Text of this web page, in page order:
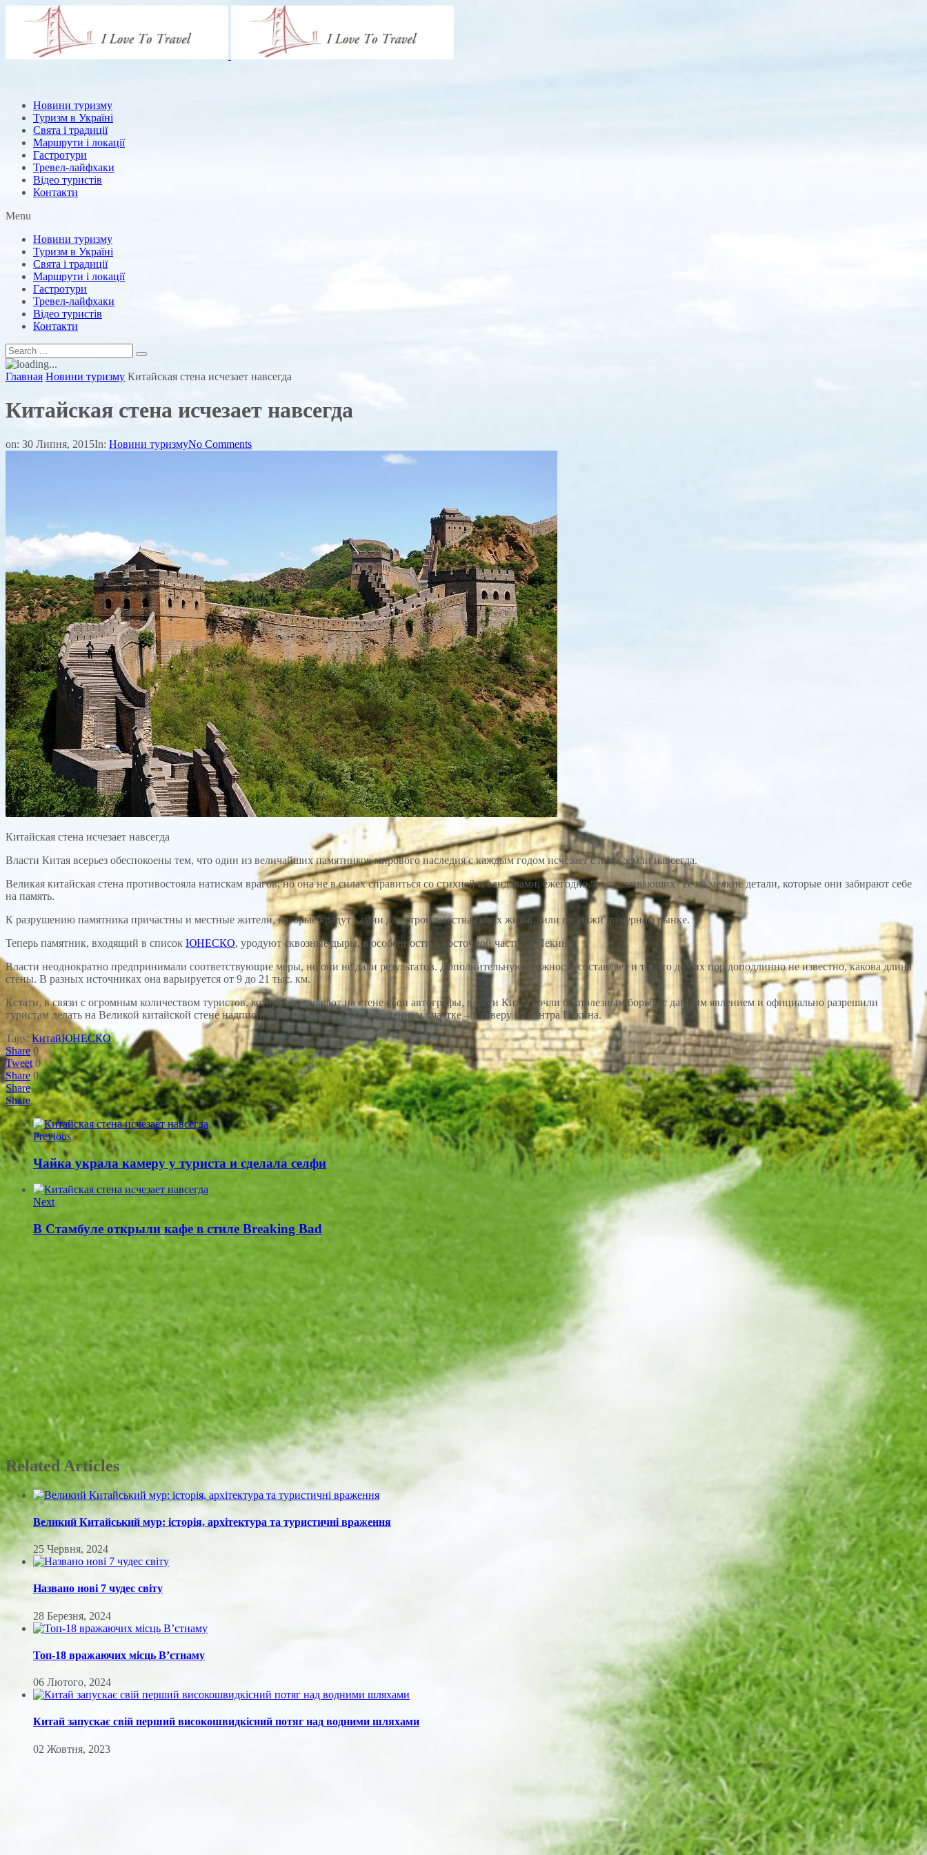
Новини туризму
Туризм в Україні
Свята і традиції
Маршрути і локації
Гастротури
Тревел-лайфхаки
Відео туристів
Контакти
Menu
Новини туризму
Туризм в Україні
Свята і традиції
Маршрути і локації
Гастротури
Тревел-лайфхаки
Відео туристів
Контакти
Главная Новини туризму Китайская стена исчезает навсегда
Китайская стена исчезает навсегда
on: 30 Липня, 2015In: Новини туризмуNo Comments
Китайская стена исчезает навсегда
Власти Китая всерьез обеспокоены тем, что один из величайших памятников мирового наследия с каждым годом исчезает с лица земли навсегда.
Великая китайская стена противостояла натискам врагов, но она не в силах справиться со стихией и вандалами, ежегодно “растаскивающих” ее на мелкие детали, которые они забирают себе
на память.
К разрушению памятника причастны и местные жители, которые крадут камни для строительства своих жилищ или продажи на черном рынке.
Теперь памятник, входящий в список ЮНЕСКО, уродуют сквозные дыры, в особенности в восточной части от Пекина.
Власти неоднократно предпринимали соответствующие меры, но они не дали результатов. Дополнительную сложность составляет и то, что до сих пор доподлинно не известно, какова длина
стены. В разных источниках она варьируется от 9 до 21 тыс. км.
Кстати, в связи с огромным количеством туристов, которые оставляют на стене свои автографы, власти Китая сочли бесполезным борьбу с данным явлением и официально разрешили
туристам делать на Великой китайской стене надписи. Правда, только на определенном участке – к северу от центра Пекина.
Tags: КитайЮНЕСКО
Share 0
Tweet 0
Share 0
Share
Share
Previous
Чайка украла камеру у туриста и сделала селфи
Next
В Стамбуле открыли кафе в стиле Breaking Bad
Related Articles
Великий Китайський мур: історія, архітектура та туристичні враження
25 Червня, 2024
Названо нові 7 чудес світу
28 Березня, 2024
Топ-18 вражаючих місць Вʼєтнаму
06 Лютого, 2024
Китай запускає свій перший високошвидкісний потяг над водними шляхами
02 Жовтня, 2023